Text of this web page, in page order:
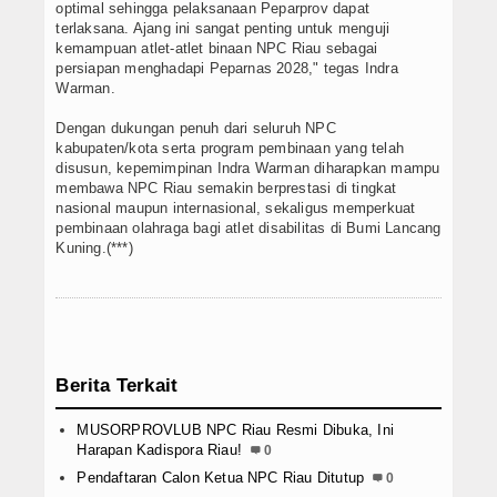
optimal sehingga pelaksanaan Peparprov dapat
terlaksana. Ajang ini sangat penting untuk menguji
kemampuan atlet-atlet binaan NPC Riau sebagai
persiapan menghadapi Peparnas 2028," tegas Indra
Warman.
Dengan dukungan penuh dari seluruh NPC
kabupaten/kota serta program pembinaan yang telah
disusun, kepemimpinan Indra Warman diharapkan mampu
membawa NPC Riau semakin berprestasi di tingkat
nasional maupun internasional, sekaligus memperkuat
pembinaan olahraga bagi atlet disabilitas di Bumi Lancang
Kuning.(***)
Berita Terkait
MUSORPROVLUB NPC Riau Resmi Dibuka, Ini
Harapan Kadispora Riau!
0
Pendaftaran Calon Ketua NPC Riau Ditutup 0